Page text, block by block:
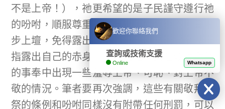
不是上帝！），祂更希望的是子民謹守遵行祂
的吩咐，順服尊重祂的意旨。而最後不用臺階
步上壇，免得露出「下體」（原文 עֶרְוָתְךָ֖ 是
指露出自己的赤身），也就是不要在敬拜獻祭
的事奉中出現一些羞辱上帝、可恥、對上帝不
敬的情況。筆者要再次強調，這些有關敬拜獻
祭的條例和吩咐同樣沒有附帶任何刑罰，可以
歡迎你聯絡我們
查詢或技術支援
Online Whatsapp